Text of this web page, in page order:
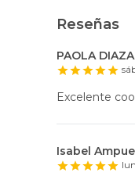
Reseñas
PAOLA
Excelente
Isabel